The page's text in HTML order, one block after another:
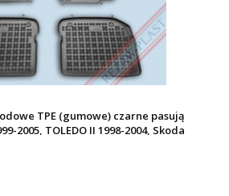
TPE (gumowe) czarne pasują
2005, TOLEDO II 1998-2004, Skoda
IV 1997-2006, JETTA IV